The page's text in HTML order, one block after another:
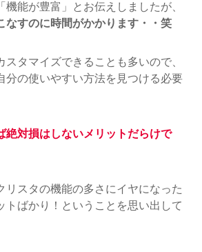
機能が豊富」とお伝えしましたが、
なすのに時間がかかります・・笑
スタマイズできることも多いので、
分の使いやすい方法を見つける必要
絶対損はしないメリットだらけで
リスタの機能の多さにイヤになった
トばかり！ということを思い出して